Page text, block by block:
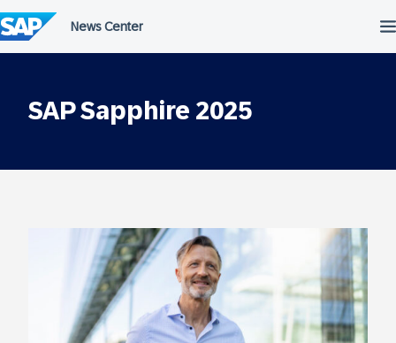
do
treści
SAP Sapphire 2025